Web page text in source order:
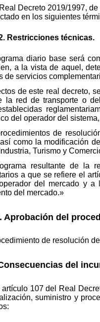
Decreto 2019/1997,
en los siguientes
Restricciones técnicas.
diario base será
a la vista de aquel,
de servicios
de este real decreto,
la red de transporte o
del operador del
de
como la modificación
Turismo y
resultante de la
a que se refiere el
del mercado y
del mercado.»
Aprobación del
de resolución
del
107 del Real
suministro y